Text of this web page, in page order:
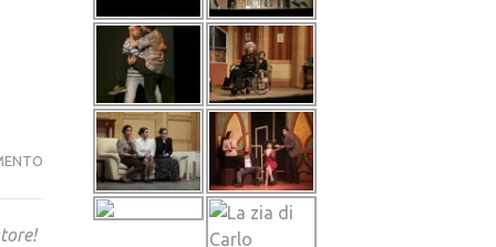
MAURIZIO
PANASITI